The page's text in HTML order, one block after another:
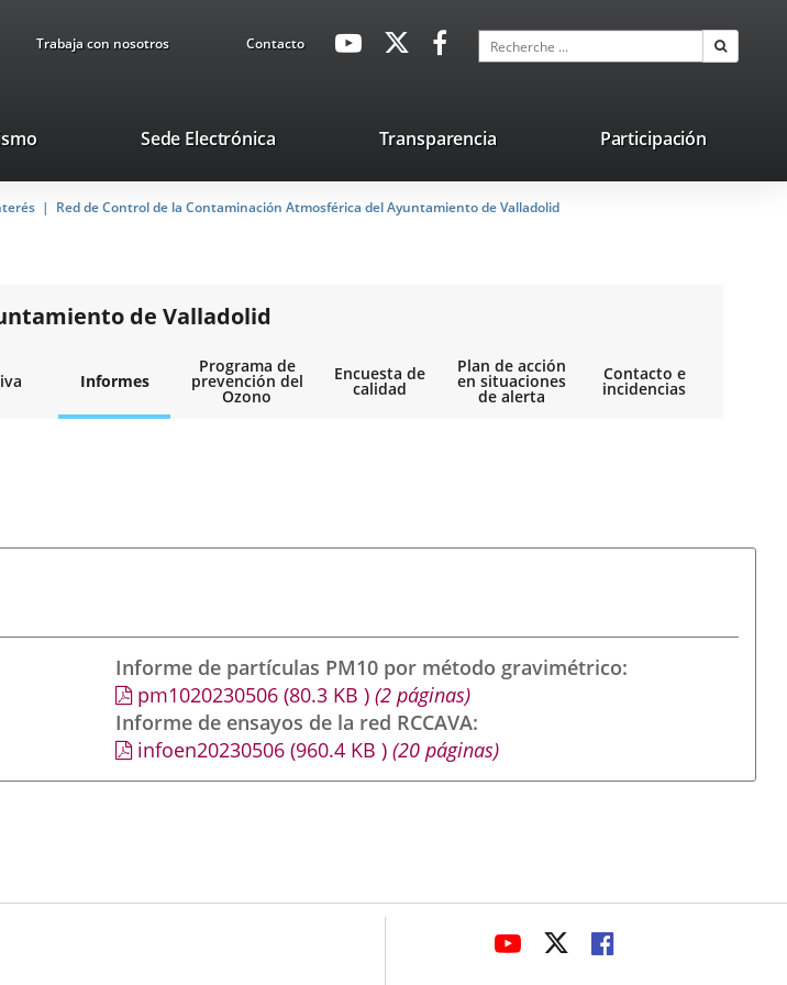
Trabaja con nosotros ContactoavaHeaderSocial
Enlace
externa.
Enlace
aplicación
externa.
Enlace
aplicación
externa.
Recherche
Este
se
abrirá
nueva.
Sede ElectrónicaEnlace
una
aplicación
Transparencia Participación
Red de Control de la Contaminación Atmosférica del Ayuntamiento de Valladolid
de Valladolid
Informes
Programa de
prevención del
Ozono
Encuesta de
calidad
Plan de acción
en situaciones
de alerta
Contacto e
incidencias
Informe de partículas PM10 por método gravimétrico
pm1020230506 (80.3 KB) (2 páginas)
Informe de ensayos de la red RCCAVA
infoen20230506 (960.4 KB) (20 páginas)
ENLACEENLACEENLACE